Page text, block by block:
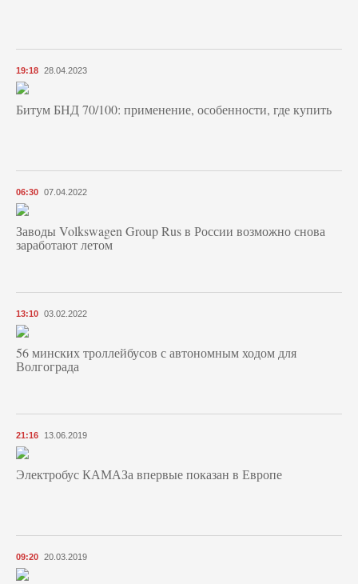
19:18 28.04.2023
Битум БНД 70/100: применение, особенности, где купить
06:30 07.04.2022
Заводы Volkswagen Group Rus в России возможно снова
заработают летом
13:10 03.02.2022
56 минских троллейбусов с автономным ходом для
Волгограда
21:16 13.06.2019
Электробус КАМАЗа впервые показан в Европе
09:20 20.03.2019